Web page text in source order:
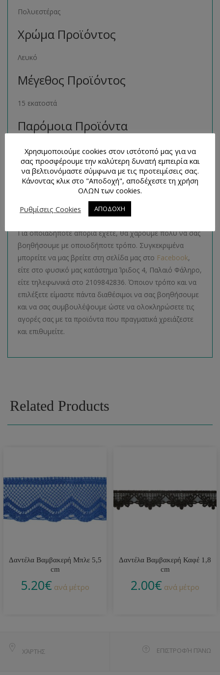
Πολυεστέρας
Χρώμα Προϊόντος
Λευκό
Μέγεθος Προϊόντος
15 εκατοστά
Παρόμοια Προϊόντα
Μπορείτε να βρείτε πολλά παρόμοια προϊόντα της ιδίας
κατηγορίας στο ηλεκτρονικό μας κατάστημα
ακολουθώντας τον σύνδεσμο εδώ.
Τρόποι Επικοινωνίας και
Απορίες
Για οποιαδήποτε απορία έχετε, θα χαρούμε πολύ να σας
βοηθήσουμε με οποιοδήποτε τρόπο. Συγκεκριμένα
μπορείτε να μας βρείτε στη σελίδα μας στο Facebook,
είτε στο φυσικό μας κατάστημα Ίριδος 4, Παλαιό Φάληρο,
είτε τηλεφωνικά στο 2109842836. Όποιον τρόπο και να
επιλέξετε είμαστε πάντα διαθέσιμοι να σας βοηθήσουμε
και να σας συμβουλέψουμε ώστε να ολοκληρώσετε τις
αγορές σας με τα προϊόντα που πραγματικά χρειάζεστε
και επιθυμείτε.
Related Products
Δαντέλα Βαμβακερή Μπλε 5,5
cm
5.20€ ανά μέτρο
Δαντέλα Βαμβακερή Καφέ 1,8
cm
2.00€ ανά μέτρο
ΧΆΡΤΗΣ ΕΠΙΣΤΡΟΦΉ ΠΆΝΩ
Χρησιμοποιούμε cookies στον ιστότοπό μας για να
σας προσφέρουμε την καλύτερη δυνατή εμπειρία και
να βελτιονόμαστε σύμφωνα με τις προτειμίσεις σας.
Κάνοντας κλικ στο "Αποδοχή", αποδέχεστε τη χρήση
ΟΛΩΝ των cookies.
Ρυθμίσεις Cookies
ΑΠΟΔΟΧΗ